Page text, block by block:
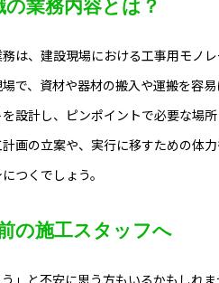
は、建設現場における工事用モノレ
で、資材や器材の搬入や運搬を容
設計し、ピンポイントで必要な場
画の立案や、実行に移すための体
つくでしょう。
の施工スタッフへ